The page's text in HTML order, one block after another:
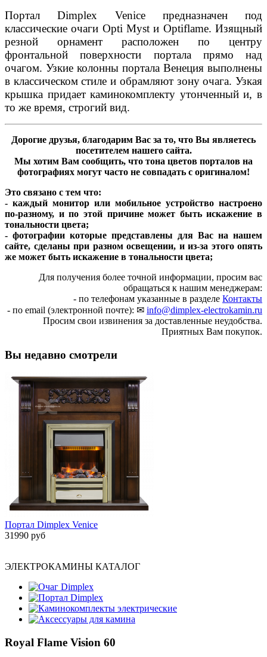
Портал Dimplex Venice предназначен под
классические очаги Opti Myst и Optiflame. Изящный
резной орнамент расположен по центру
фронтальной поверхности портала прямо над
очагом. Узкие колонны портала Венеция выполнены
в классическом стиле и обрамляют зону очага. Узкая
крышка придает каминокомплекту утонченный и, в
то же время, строгий вид.
Дорогие друзья, благодарим Вас за то, что Вы являетесь
посетителем нашего сайта.
Мы хотим Вам сообщить, что тона цветов порталов на
фотографиях могут часто не совпадать с оригиналом!
Это связано с тем что:
- каждый монитор или мобильное устройство настроено
по-разному, и по этой причине может быть искажение в
тональности цвета;
- фотографии которые представлены для Вас на нашем
сайте, сделаны при разном освещении, и из-за этого опять
же может быть искажение в тональности цвета;
Для получения более точной информации, просим вас
обращаться к нашим менеджерам:
- по телефонам указанные в разделе Контакты
- по email (электронной почте): ✉ info@dimplex-electrokamin.ru
Просим свои извинения за доставленные неудобства.
Приятных Вам покупок.
Вы недавно смотрели
Портал Dimplex Venice
31990 руб
ЭЛЕКТРОКАМИНЫ КАТАЛОГ
Очаг Dimplex
Портал Dimplex
Каминокомплекты электрические
Аксессуары для камина
Royal Flame Vision 60